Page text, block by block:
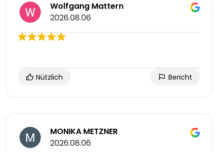
Wolfgang Mattern
2026.08.06
Nützlich Bericht
MONIKA METZNER
2026.08.06